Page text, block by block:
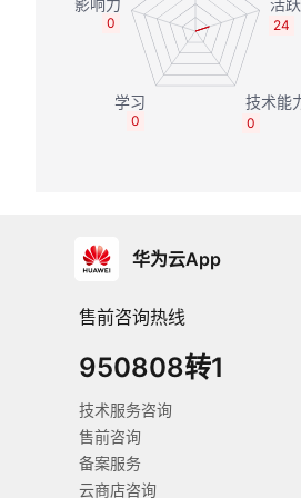
24
0
0
0
华为云App
售前咨询热线
950808转1
技术服务咨询
售前咨询
备案服务
云商店咨询